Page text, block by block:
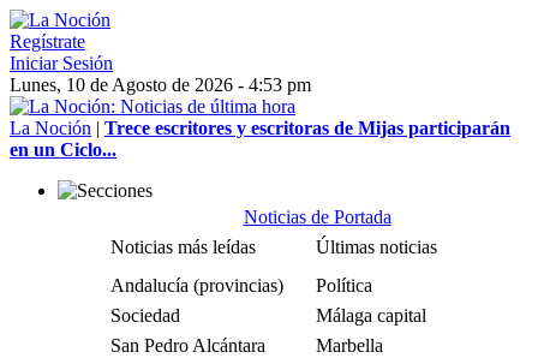
Regístrate
Iniciar Sesión
Lunes, 10 de Agosto de 2026 - 4:53 pm
La Noción | Trece escritores y escritoras de Mijas participarán
en un Ciclo...
Noticias de Portada
Noticias más leídas
Últimas noticias
Andalucía (provincias)
Política
Sociedad
Málaga capital
San Pedro Alcántara
Marbella